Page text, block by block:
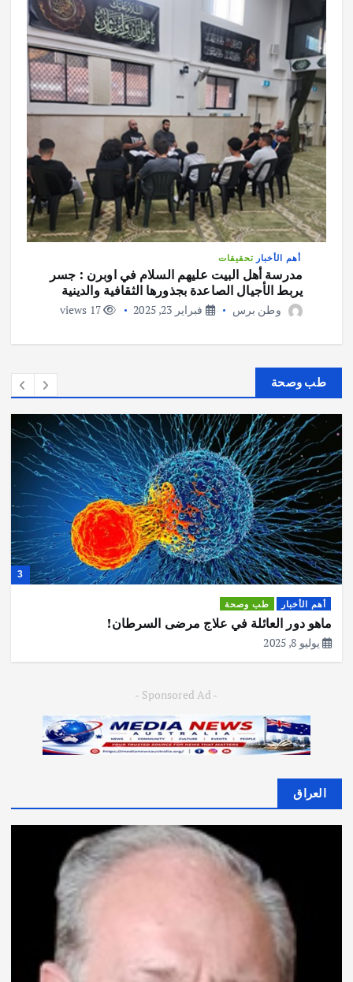
أهم الأخبار تحقيقات
مدرسة أهل البيت عليهم السلام في اوبرن : جسر
يربط الأجيال الصاعدة بجذورها الثقافية والدينية
وطن برس فبراير 23, 2025 17 views
طب وصحة
4
أهم الأخبار طب وصحة
الموبايل( عديق )الأطفال
يونيو 28, 2025
- Sponsored Ad -